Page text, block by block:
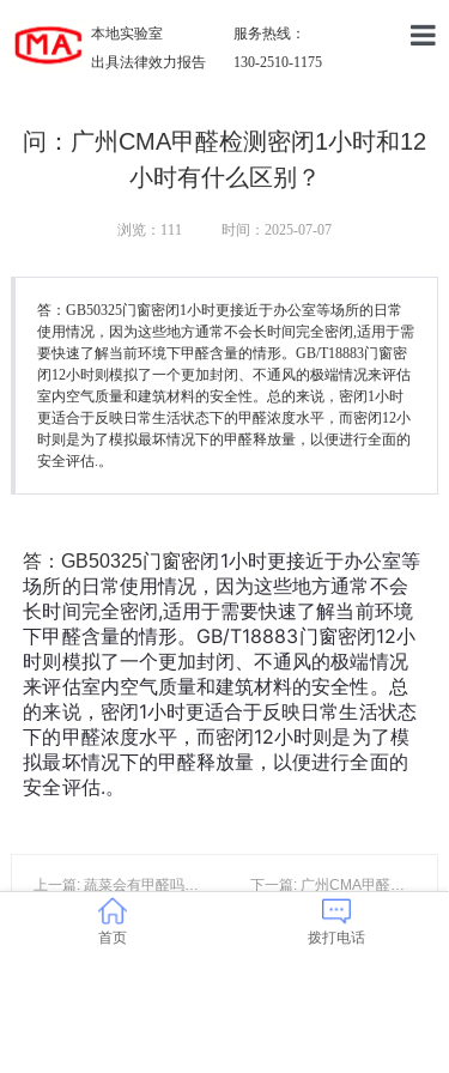
本地实验室
出具法律效力报告
服务热线：
130-2510-1175
问：广州CMA甲醛检测密闭1小时和12
小时有什么区别？
浏览： 111 时间：2025-07-07
答：GB50325门窗密闭1小时更接近于办公室等场所的日常
使用情况，因为这些地方通常不会长时间完全密闭,适用于需
要快速了解当前环境下甲醛含量的情形。GB/T18883门窗密
闭12小时则模拟了一个更加封闭、不通风的极端情况来评估
室内空气质量和建筑材料的安全性。总的来说，密闭1小时
更适合于反映日常生活状态下的甲醛浓度水平，而密闭12小
时则是为了模拟最坏情况下的甲醛释放量，以便进行全面的
安全评估.。
答：GB50325门窗密闭1小时更接近于办公室等
场所的日常使用情况，因为这些地方通常不会
长时间完全密闭,适用于需要快速了解当前环境
下甲醛含量的情形。GB/T18883门窗密闭12小
时则模拟了一个更加封闭、不通风的极端情况
来评估室内空气质量和建筑材料的安全性。 总
的来说，密闭1小时更适合于反映日常生活状态
下的甲醛浓度水平，而密闭12小时则是为了模
拟最坏情况下的甲醛释放量，以便进行全面的
安全评估.。
上一篇: 蔬菜会有甲醛吗？我们如何守护好自己和家人的饮食健康 下一篇: 广州CMA甲醛检测常见的5种方法
首页 拨打电话